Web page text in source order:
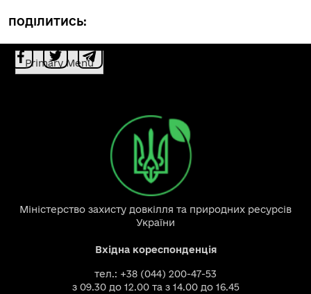
ПОДІЛИТИСЬ:
Primary Menu
Міністерство захисту довкілля та природних ресурсів
України
Вхідна кореспонденція
тел.: +38 (044) 200-47-53
з 09.30 до 12.00 та з 14.00 до 16.45